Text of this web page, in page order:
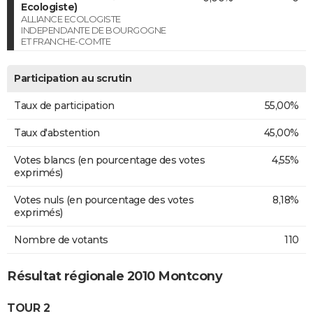
Ecologiste)
ALLIANCE ECOLOGISTE
INDEPENDANTE DE BOURGOGNE
ET FRANCHE-COMTE
Participation au scrutin
Taux de participation 55,00%
Taux d'abstention 45,00%
Votes blancs (en pourcentage des votes
exprimés)
4,55%
Votes nuls (en pourcentage des votes
exprimés)
8,18%
Nombre de votants 110
Résultat régionale 2010 Montcony
TOUR 2